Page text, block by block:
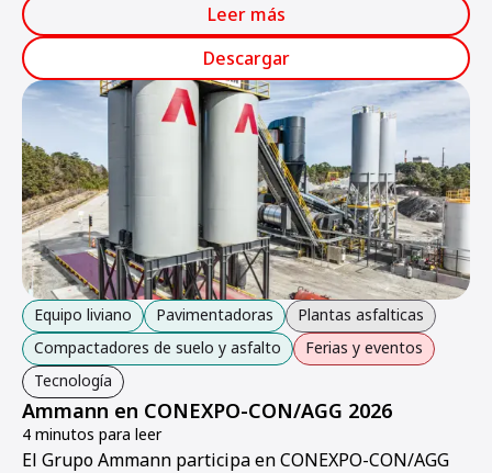
Leer más
Descargar
Equipo liviano Pavimentadoras
Plantas asfalticas
Compactadores de suelo y asfalto
Ferias y eventos
Tecnología
Ammann en CONEXPO-CON/AGG 2026
4 minutos para leer
El Grupo Ammann participa en CONEXPO-CON/AGG